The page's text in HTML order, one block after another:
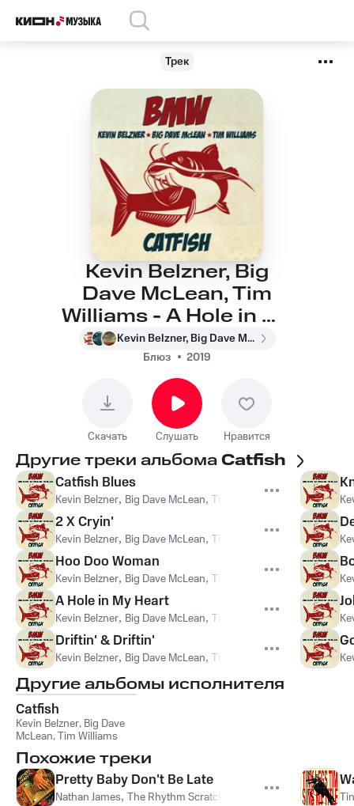
Трек
Kevin Belzner, Big
Dave McLean, Tim
Williams - A Hole in My
Heart
Kevin Belzner, Big Dave McLean, Tim Williams
Блюз
2019
Скачать Слушать Нравится
Другие треки альбомаCatfish
Catfish Blues
Kevin Belzner, Big Dave McLean, Tim Williams
2 X Cryin'
Kevin Belzner, Big Dave McLean, Tim Williams
Hoo Doo Woman
Kevin Belzner, Big Dave McLean, Tim Williams
A Hole in My Heart
Kevin Belzner, Big Dave McLean, Tim Williams
Driftin' & Driftin'
Kevin Belzner, Big Dave McLean, Tim Williams
Другие альбомы исполнителя
Catfish
Kevin Belzner, Big Dave
McLean,Tim Williams
Похожие треки
Pretty Baby Don't Be Late
Nathan James, The Rhythm Scratchers